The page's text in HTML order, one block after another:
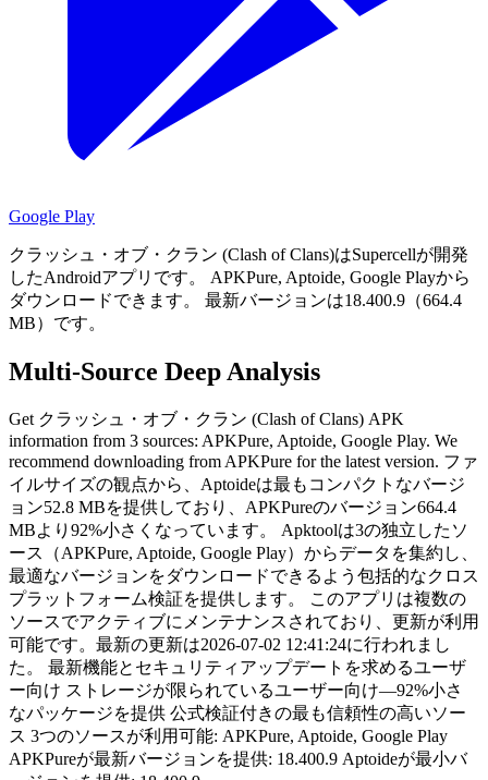
Google Play
クラッシュ・オブ・クラン (Clash of Clans)はSupercellが開発
したAndroidアプリです。
APKPure, Aptoide, Google Playから
ダウンロードできます。
最新バージョンは18.400.9（664.4
MB）です。
Multi-Source Deep Analysis
Get クラッシュ・オブ・クラン (Clash of Clans) APK
information from 3 sources: APKPure, Aptoide, Google Play. We
recommend downloading from APKPure for the latest version. ファ
イルサイズの観点から、Aptoideは最もコンパクトなバージ
ョン52.8 MBを提供しており、APKPureのバージョン664.4
MBより92%小さくなっています。 Apktoolは3の独立したソ
ース（APKPure, Aptoide, Google Play）からデータを集約し、
最適なバージョンをダウンロードできるよう包括的なクロス
プラットフォーム検証を提供します。 このアプリは複数の
ソースでアクティブにメンテナンスされており、更新が利用
可能です。最新の更新は2026-07-02 12:41:24に行われまし
た。 最新機能とセキュリティアップデートを求めるユーザ
ー向け ストレージが限られているユーザー向け—92%小さ
なパッケージを提供 公式検証付きの最も信頼性の高いソー
ス 3つのソースが利用可能: APKPure, Aptoide, Google Play
APKPureが最新バージョンを提供: 18.400.9 Aptoideが最小バ